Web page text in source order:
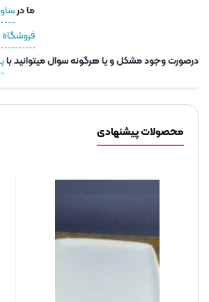
ما در
فروشگاه
درصورت وجود مشکل و یا هرگونه سوال میتوانید با
محصولات پیشنهادی